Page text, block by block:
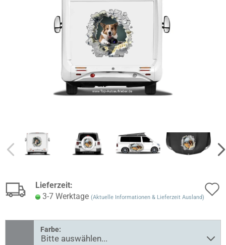
Lieferzeit:
3-7 Werktage (Aktuelle Informationen & Lieferzeit Ausland)
Farbe: